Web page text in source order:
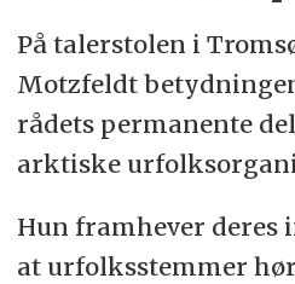
På talerstolen i
Motzfeldt
rådets permanente
arktiske
Hun framhever deres
at urfolksstemmer